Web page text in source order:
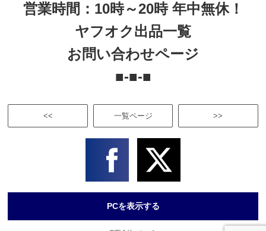
営業時間：10時～20時 年中無休！
ヤフオク出品一覧
お問い合わせページ
■-■-■
<< >>
一覧ページ
PCを表示する